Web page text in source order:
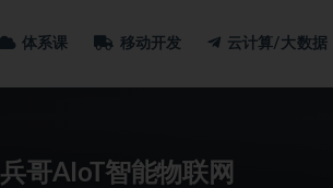
体系课 移动开发 云计算/大数据
兵哥AIoT智能物联网